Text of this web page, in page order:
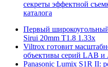
секреты эффектной
каталога
Первый
Sirui 20mm T1.8 1.33x
Viltrox готовит
объективы серий LAB и
Panasonic Lumix S1R II: